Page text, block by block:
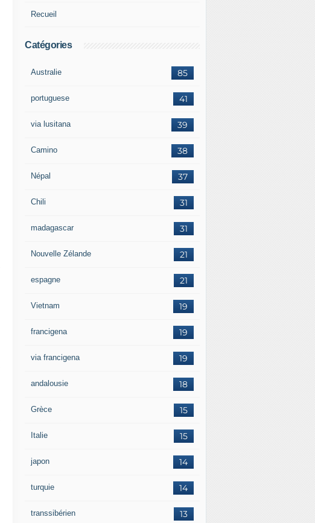
Recueil
Catégories
85
Australie
41
portuguese
39
via lusitana
38
Camino
37
Népal
31
Chili
31
madagascar
21
Nouvelle Zélande
21
espagne
19
Vietnam
19
francigena
19
via francigena
18
andalousie
15
Grèce
15
Italie
14
japon
14
turquie
13
transsibérien